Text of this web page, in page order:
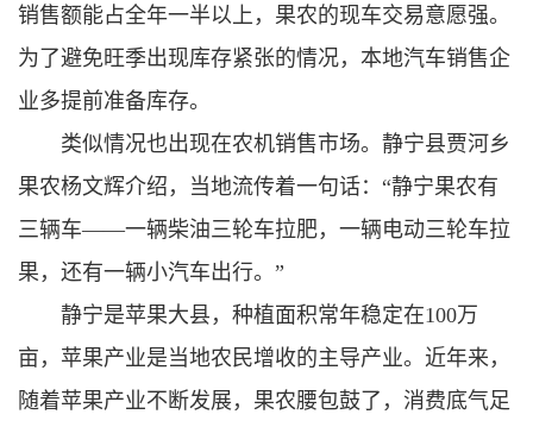
销售额能占全年一半以上，果农的现车交易意愿强。
为了避免旺季出现库存紧张的情况，本地汽车销售企
业多提前准备库存。
类似情况也出现在农机销售市场。静宁县贾河乡
果农杨文辉介绍，当地流传着一句话：“静宁果农有
三辆车——一辆柴油三轮车拉肥，一辆电动三轮车拉
果，还有一辆小汽车出行。”
静宁是苹果大县，种植面积常年稳定在100万
亩，苹果产业是当地农民增收的主导产业。近年来，
随着苹果产业不断发展，果农腰包鼓了，消费底气足